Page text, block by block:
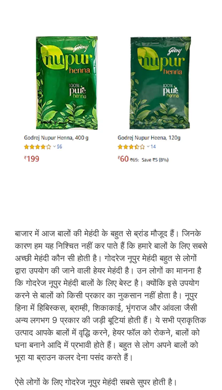
बाजार में आज बालों की मेहंदी के बहुत से ब्रांड मौजूद हैं। जिनके
कारण हम यह निश्चित नहीं कर पाते हैं कि हमारे बालों के लिए सबसे
अच्‍छी मेहंदी कौन सी होती है। गोदरेज नूपुर मेहंदी बहुत से लोगों
द्वारा उपयोग की जाने वाली हेयर मेहंदी है। उन लोगों का मानना है
कि गोदरेज नूपुर मेहंदी बालों के लिए बेस्‍ट है। क्‍योंकि इसे उपयोग
करने से बालों को किसी प्रकार का नुकसान नहीं होता है। नूपुर
हिना में हिबिस्‍कस, ब्राम्‍ही, शिकाकाई, भृंगराज और आंवला जैसी
अन्‍य लगभग 9 प्रकार की जड़ी बूटियां होती हैं। ये सभी प्राकृतिक
उत्पाद आपके बालों में वृद्धि करने, हेयर फॉल को रोकने, बालों को
घना बनाने आदि में प्रभावी होते हैं। बहुत से लोग अपने बालों को
भूरा या ब्राउन कलर देना पसंद करते हैं।
ऐसे लोगों के लिए गोदरेज नूपुर मेहंदी सबसे सुपर होती है।